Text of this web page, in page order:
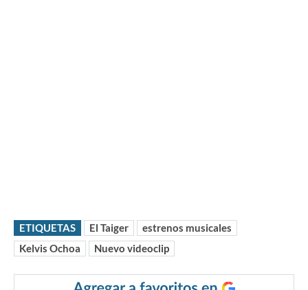
ETIQUETAS El Taiger
estrenos musicales
Kelvis Ochoa
Nuevo videoclip